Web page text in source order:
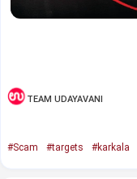
TEAM UDAYAVANI
#Scam #targets #karkala